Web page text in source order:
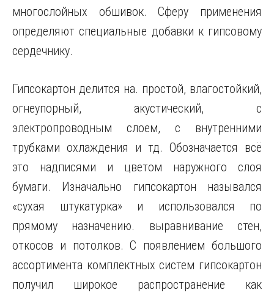
многослойных обшивок. Сферу применения
определяют специальные добавки к гипсовому
сердечнику.
Гипсокартон делится на. простой, влагостойкий,
огнеупорный, акустический, с
электропроводным слоем, с внутренними
трубками охлаждения и тд. Обозначается всё
это надписями и цветом наружного слоя
бумаги. Изначально гипсокартон назывался
«сухая штукатурка» и использовался по
прямому назначению. выравнивание стен,
откосов и потолков. С появлением большого
ассортимента комплектных систем гипсокартон
получил широкое распространение как